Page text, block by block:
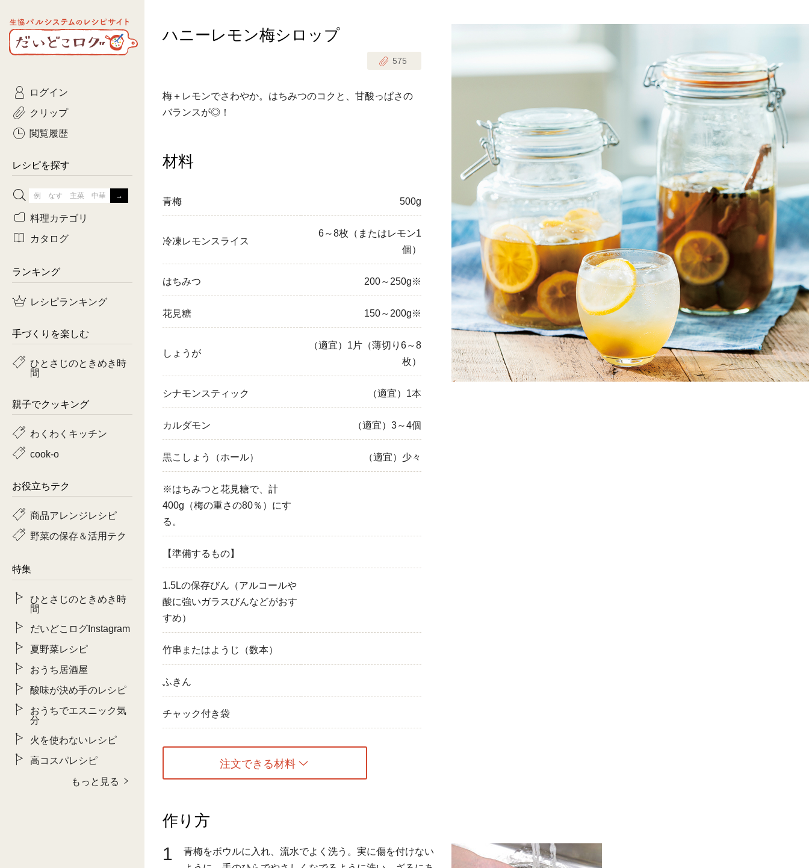
生協パルシステムのレシピ
サイト
だいどこログ
ハニーレモン梅シロップ
575
梅＋レモンでさわやか。はちみつのコクと、甘酸っぱさの
バランスが◎！
材料
青梅 500g
冷凍レモンスライス
6～8枚（またはレモン1
個）
はちみつ 200～250g※
花見糖 150～200g※
しょうが
（適宜）1片（薄切り6～8
枚）
シナモンスティック （適宜）1本
カルダモン （適宜）3～4個
黒こしょう（ホール） （適宜）少々
※はちみつと花見糖で、計
400g（梅の重さの80％）にす
る。
【準備するもの】
1.5Lの保存びん（アルコールや
酸に強いガラスびんなどがおす
すめ）
竹串またはようじ（数本）
ふきん
チャック付き袋
注文できる材料
作り方
1
青梅をボウルに入れ、流水でよく洗う。実に傷を付けない
ログイン
クリップ
閲覧履歴
レシピを探す
ひとさじのときめき時間
おきらくだ 1歳半からの幼児食
飛田和緒さんレシピ
牛肉 豚肉
アスパラガス
なす
料理カテゴリ
主菜
常備菜・作りおき お弁当
カタログ
コトコト
yumyumいっしょごはん
乾物屋さん
ランキング
レシピランキング
手づくりを楽しむ
ひとさじのときめき時
間
親子でクッキング
わくわくキッチン
cook-o
お役立ちテク
商品アレンジレシピ
野菜の保存＆活用テク
特集
ひとさじのときめき時
間
だいどこログInstagram
夏野菜レシピ
おうち居酒屋
酸味が決め手のレシピ
おうちでエスニック気
分
火を使わないレシピ
高コスパレシピ
もっと見る